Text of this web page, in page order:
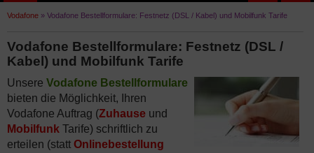
Vodafone » Vodafone Bestellformulare: Festnetz (DSL / Kabel) und Mobilfunk Tarife
Vodafone Bestellformulare: Festnetz (DSL /
Kabel) und Mobilfunk Tarife
Unsere Vodafone Bestellformulare
bieten die Möglichkeit, Ihren
Vodafone Auftrag (Zuhause und
Mobilfunk Tarife) schriftlich zu
erteilen (statt Onlinebestellung